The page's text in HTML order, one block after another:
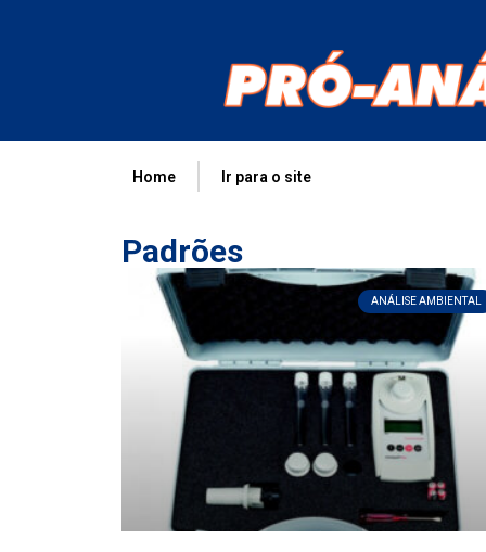
Home Ir para o site
Padrões
ANÁLISE AMBIENTAL